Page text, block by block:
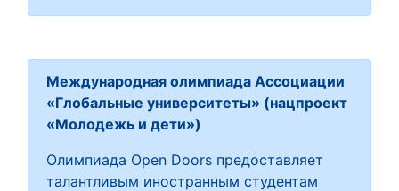
Международная олимпиада Ассоциации
«Глобальные университеты» (нацпроект
«Молодежь и дети»)
Олимпиада Open Doors предоставляет
талантливым иностранным студентам